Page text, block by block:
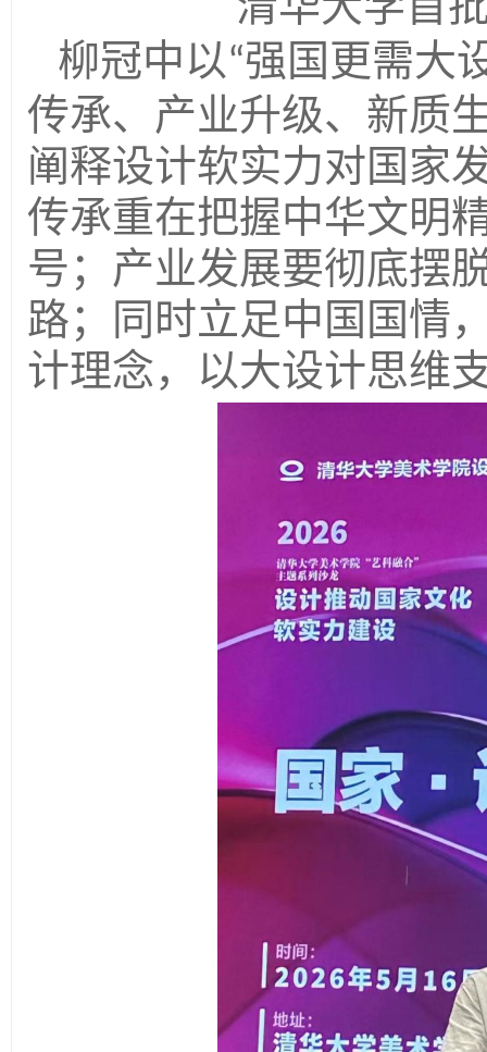
柳冠中以“强国更需大
传承、产业升级、新质
阐释设计软实力对国家
传承重在把握中华文明
号；产业发展要彻底摆
路；同时立足中国国情
计理念，以大设计思维